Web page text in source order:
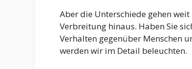
Aber die Unterschiede gehen
Verbreitung hinaus. Haben Sie
Verhalten gegenüber Menschen
werden wir im Detail beleuchten.